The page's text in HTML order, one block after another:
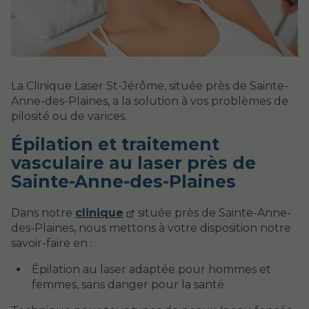
La Clinique Laser St-Jérôme, située près de Sainte-
Anne-des-Plaines, a la solution à vos problèmes de
pilosité ou de varices.
Épilation et traitement
vasculaire au laser près de
Sainte-Anne-des-Plaines
Dans notre clinique
située près de Sainte-Anne-
des-Plaines, nous mettons à votre disposition notre
savoir-faire en :
Épilation au laser adaptée pour hommes et
femmes, sans danger pour la santé